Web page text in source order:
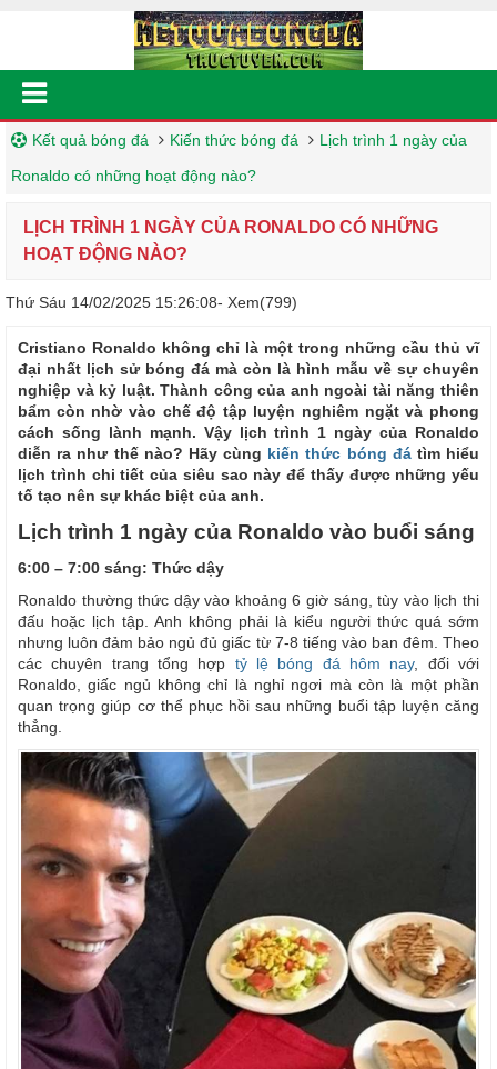
Kết quả bóng đá Kiến thức bóng đá
Lịch trình 1 ngày của
Ronaldo có những hoạt động nào?
LỊCH TRÌNH 1 NGÀY CỦA RONALDO CÓ NHỮNG
HOẠT ĐỘNG NÀO?
Thứ Sáu 14/02/2025 15:26:08- Xem(799)
Cristiano Ronaldo không chỉ là một trong những cầu thủ vĩ
đại nhất lịch sử bóng đá mà còn là hình mẫu về sự chuyên
nghiệp và kỷ luật. Thành công của anh ngoài tài năng thiên
bẩm còn nhờ vào chế độ tập luyện nghiêm ngặt và phong
cách sống lành mạnh. Vậy lịch trình 1 ngày của Ronaldo
diễn ra như thế nào? Hãy cùng kiến thức bóng đátìm hiểu
lịch trình chi tiết của siêu sao này để thấy được những yếu
tố tạo nên sự khác biệt của anh.
Lịch trình 1 ngày của Ronaldo vào buổi sáng
6:00 – 7:00 sáng: Thức dậy
Ronaldo thường thức dậy vào khoảng 6 giờ sáng, tùy vào lịch thi
đấu hoặc lịch tập. Anh không phải là kiểu người thức quá sớm
nhưng luôn đảm bảo ngủ đủ giấc từ 7-8 tiếng vào ban đêm. Theo
các chuyên trang tổng hợp tỷ lệ bóng đá hôm nay, đối với
Ronaldo, giấc ngủ không chỉ là nghỉ ngơi mà còn là một phần
quan trọng giúp cơ thể phục hồi sau những buổi tập luyện căng
thẳng.